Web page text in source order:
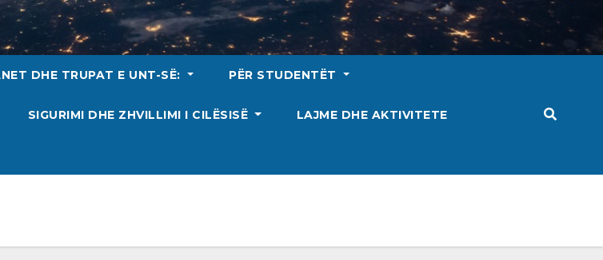
DHE TRUPAT E UNT-SË: PËR STUDENTËT
SIGURIMI DHE ZHVILLIMI I CILËSISË LAJME DHE AKTIVITETE